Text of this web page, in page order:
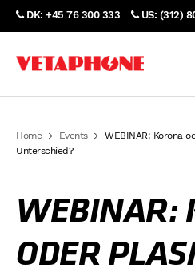
DK: +45 76 300 333 US: (312)
Home Events
WEBINAR: Korona
Unterschied?
WEBINAR:
ODER